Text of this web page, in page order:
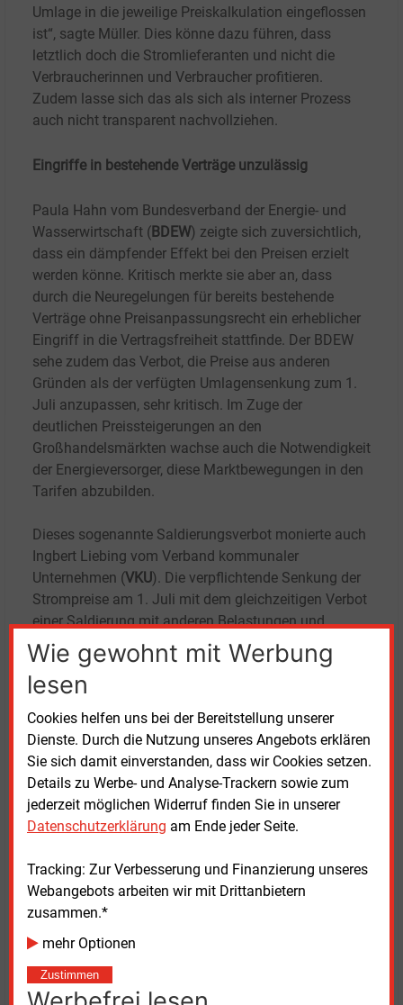
Wie gewohnt mit Werbung
lesen
Cookies helfen uns bei der Bereitstellung unserer
Dienste. Durch die Nutzung unseres Angebots erklären
Sie sich damit einverstanden, dass wir Cookies setzen.
Details zu Werbe- und Analyse-Trackern sowie zum
jederzeit möglichen Widerruf finden Sie in unserer
Datenschutzerklärung am Ende jeder Seite.
Tracking: Zur Verbesserung und Finanzierung unseres
Webangebots arbeiten wir mit Drittanbietern
zusammen.*
mehr Optionen
Zustimmen
Umlage in die jeweilige Preiskalkulation eingeflossen
ist“, sagte Müller. Dies könne dazu führen, dass
letztlich doch die Stromlieferanten und nicht die
Verbraucherinnen und Verbraucher profitieren.
Zudem lasse sich das als sich als interner Prozess
auch nicht transparent nachvollziehen.
Eingriffe in bestehende Verträge unzulässig
Paula Hahn vom Bundesverband der Energie- und
Wasserwirtschaft (BDEW) zeigte sich zuversichtlich,
dass ein dämpfender Effekt bei den Preisen erzielt
werden könne. Kritisch merkte sie aber an, dass
durch die Neuregelungen für bereits bestehende
Verträge ohne Preisanpassungsrecht ein erheblicher
Eingriff in die Vertragsfreiheit stattfinde. Der BDEW
sehe zudem das Verbot, die Preise aus anderen
Gründen als der verfügten Umlagensenkung zum 1.
Juli anzupassen, sehr kritisch. Im Zuge der
deutlichen Preissteigerungen an den
Großhandelsmärkten wachse auch die Notwendigkeit
der Energieversorger, diese Marktbewegungen in den
Tarifen abzubilden.
Dieses sogenannte Saldierungsverbot monierte auch
Ingbert Liebing vom Verband kommunaler
Unternehmen (VKU). Die verpflichtende Senkung der
Strompreise am 1. Juli mit dem gleichzeitigen Verbot
einer Saldierung mit anderen Belastungen und
Kosten lehne der VKU daher als nicht zielführenden,
gesetzlichen Eingriff in die Vertragsautonomie und
die nach kaufmännisch-wirtschaftlichen
Deutlichere Strompreissenkung nötig
Thorsten Lenck von der
Agora Energiewende
kritisierte, dass die Regelung nicht verhindert, „dass
Stichtag erhöhen und angesichts der stark
gestiegenen Börsenstrompreise zur
Margenvergrößerung nutzten“. Daher sollte die EEG-
verbunden werden, die über die EEG-Umlagesenkung
und das Recht zum Lieferantenwechsel informiere,
um so den Wettbewerbsdruck zwischen den